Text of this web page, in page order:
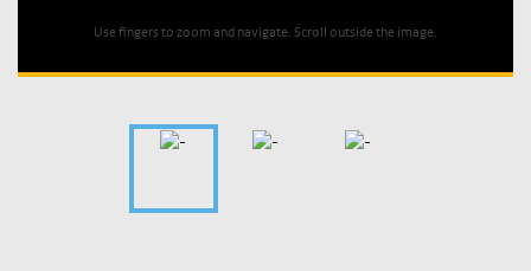
Use fingers to zoom and navigate. Scroll outside the image.